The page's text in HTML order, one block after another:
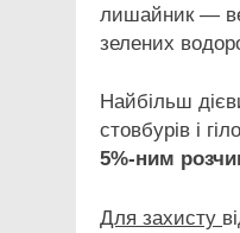
лишайник —
зелених
Найбільш
стовбурів і
5%-ним
Для захисту